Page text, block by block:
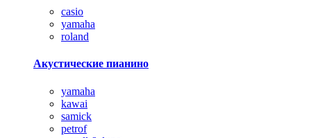
casio
yamaha
roland
Акустические пианино
yamaha
kawai
samick
petrof